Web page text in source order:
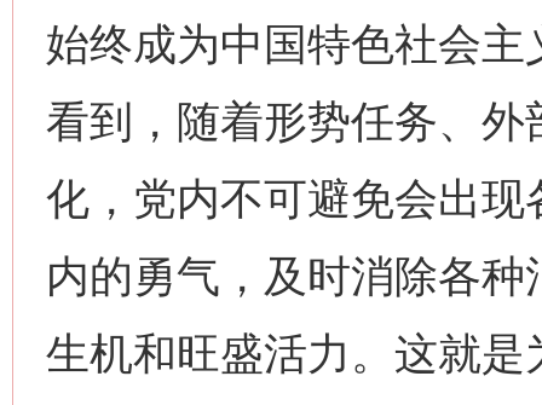
始终成为中国特色社会
看到，随着形势任务、
化，党内不可避免会出
内的勇气，及时消除各
生机和旺盛活力。这就